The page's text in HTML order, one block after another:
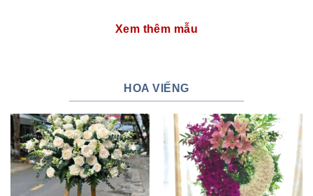
Xem thêm mẫu
HOA VIẾNG